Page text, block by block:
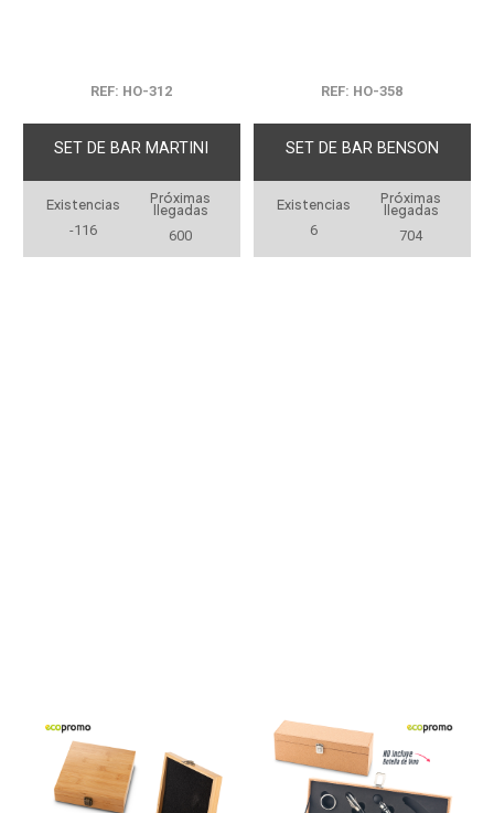
REF: HO-312
SET DE BAR MARTINI
Existencias
-116
Próximas
llegadas
600
REF: HO-358
SET DE BAR BENSON
Existencias
6
Próximas
llegadas
704